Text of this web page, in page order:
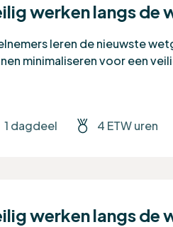
werken langs de
leren de nieuwste
minimaliseren voor een
1 dagdeel 4 ETW uren
werken langs de